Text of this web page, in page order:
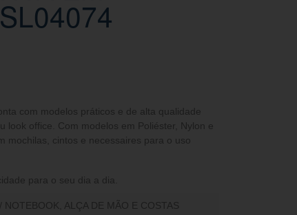
com modelos práticos e de alta qualidade
look office. Com modelos em Poliéster, Nylon e
mochilas, cintos e necessaires para o uso
para o seu dia a dia.
ALÇA DE MÃO E COSTAS